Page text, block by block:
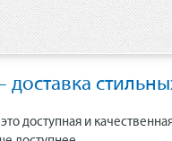
доставка
доступная и